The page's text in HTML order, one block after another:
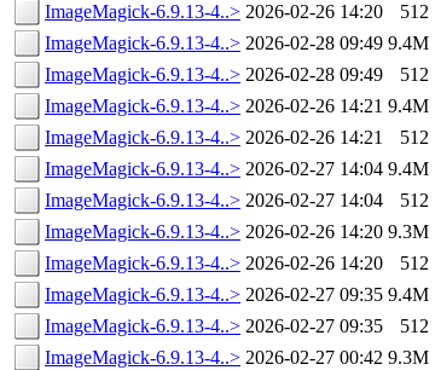
ImageMagick-6.9.13-4..> 2026-02-26 14:20
512
ImageMagick-6.9.13-4..> 2026-02-28 09:49 9.4M
ImageMagick-6.9.13-4..> 2026-02-28 09:49
512
ImageMagick-6.9.13-4..> 2026-02-26 14:21 9.4M
ImageMagick-6.9.13-4..> 2026-02-26 14:21
512
ImageMagick-6.9.13-4..> 2026-02-27 14:04 9.4M
ImageMagick-6.9.13-4..> 2026-02-27 14:04
512
ImageMagick-6.9.13-4..> 2026-02-26 14:20 9.3M
ImageMagick-6.9.13-4..> 2026-02-26 14:20
512
ImageMagick-6.9.13-4..> 2026-02-27 09:35 9.4M
ImageMagick-6.9.13-4..> 2026-02-27 09:35
512
ImageMagick-6.9.13-4..> 2026-02-27 00:42 9.3M